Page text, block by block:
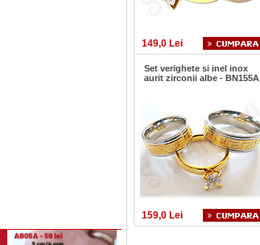
149,0 Lei
Set verighete si inel inox
aurit zirconii albe - BN155A
159,0 Lei